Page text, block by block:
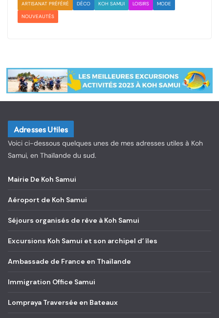
ARTISANAT PRÉFÉRÉ DÉCO KOH SAMUI LOISIRS
MODE
NOUVEAUTÉS
Adresses Utiles
Voici ci-dessous quelques unes de mes adresses utiles à Koh
Samui, en Thaïlande du sud.
Mairie De Koh Samui
Aéroport de Koh Samui
Séjours organisés de rêve à Koh Samui
Excursions Koh Samui et son archipel d’ îles
Ambassade de France en Thaïlande
Immigration Office Samui
Lompraya Traversée en Bateaux